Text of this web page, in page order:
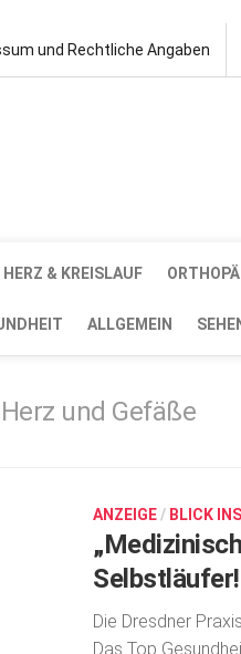
und Rechtliche Angaben
HERZ & KREISLAUF
ALLGEMEIN
und Gefäße
ANZEIGE / BLICK
Die Dresdner
Das Top